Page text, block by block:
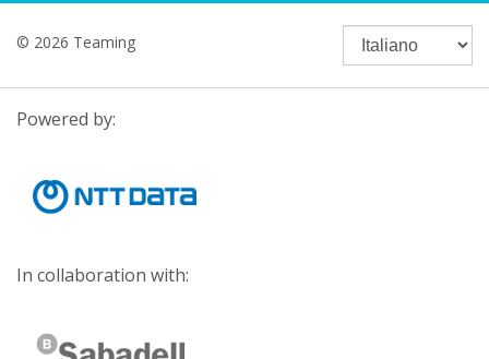
© 2026 Teaming
Powered by:
In collaboration with: